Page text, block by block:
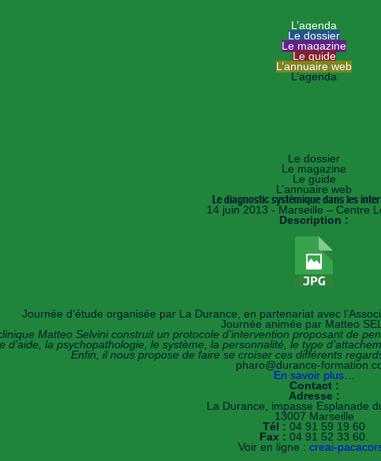
L’agenda
Le dossier
Le magazine
Le guide
L’annuaire web
L’agenda
Le dossier
Le magazine
Le guide
L’annuaire web
Le diagnostic systémique dans les
14 juin 2013 - Marseille – Centre
Description :
Journée d’étude organisée par La Durance, en partenariat avec
Journée animée par Matteo
Matteo Selvini construit un protocole d’intervention proposant de
d’aide, la psychopathologie, le système, la personnalité, le type
Enfin, il nous propose de faire se croiser ces différents
pharo@durance-
En savoir plus…
Contact :
Adresse :
La Durance, impasse Esplanade
13007 Marseille
Tél : 04 91 59 19 60
Fax : 04 91 52 33 60.
Voir en ligne : creai-